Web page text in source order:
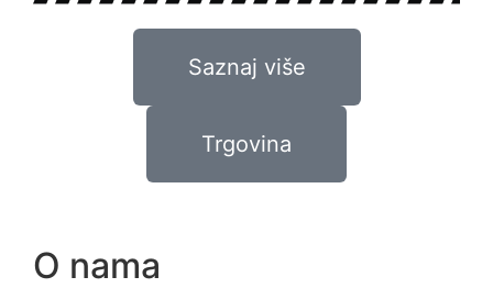
Saznaj više
Trgovina
O nama